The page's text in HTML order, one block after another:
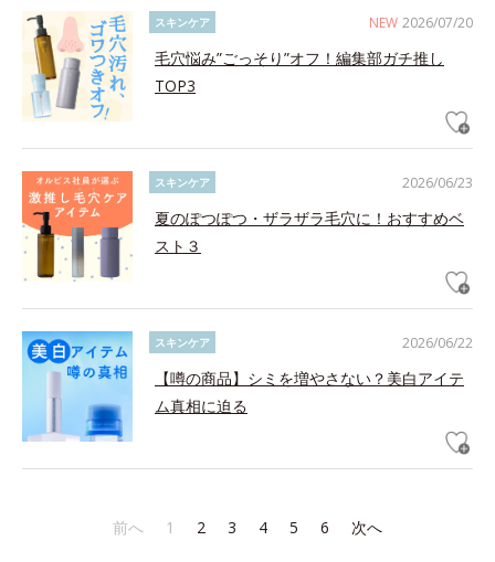
NEW 2026/07/20
スキンケア
毛穴悩み”ごっそり”オフ！編集部ガチ推し
TOP3
2026/06/23
スキンケア
夏のぽつぽつ・ザラザラ毛穴に！おすすめベ
スト３
2026/06/22
スキンケア
【噂の商品】シミを増やさない？美白アイテ
ム真相に迫る
前へ 1 2 3 4 5 6 次へ